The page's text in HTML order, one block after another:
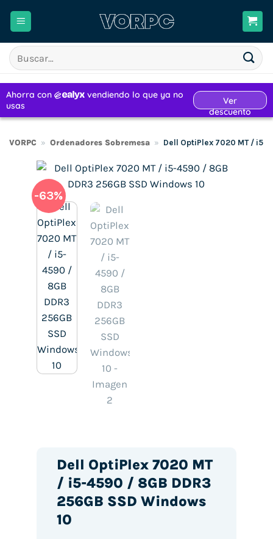
Buscar
por:
VORPC » Ordenadores Sobremesa » Dell OptiPlex 7020 MT / i5-
-63%
Dell OptiPlex 7020 MT
/ i5-4590 / 8GB DDR3
256GB SSD Windows
10